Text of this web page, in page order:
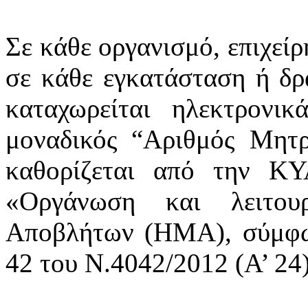
Σε κάθε οργανισμό,
σε κάθε εγκατάσταση ή
καταχωρείται
μοναδικός “Αριθμός
καθορίζεται από την
«Οργάνωση και
Αποβλήτων (ΗΜΑ),
42 του Ν.4042/2012 (Α’